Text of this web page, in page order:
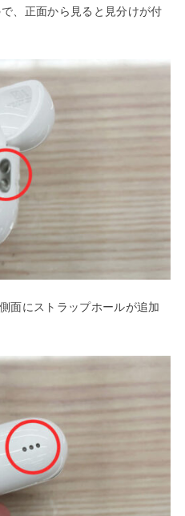
、正面から見ると見分けが付
面にストラップホールが追加